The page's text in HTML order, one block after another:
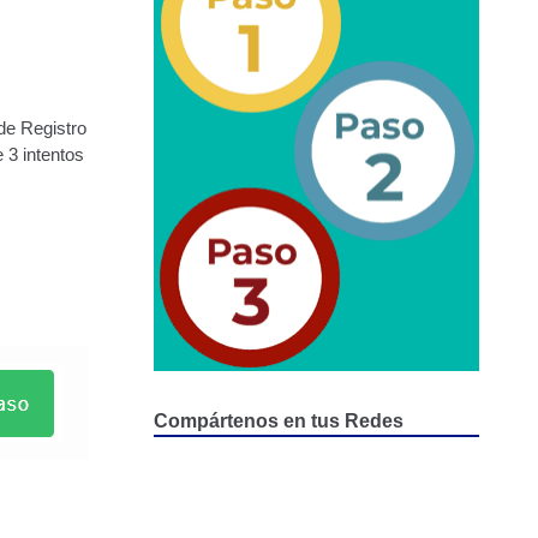
en Estacionamiento de Guarda y Custodia
Registro
3 intentos
Compártenos en tus Redes